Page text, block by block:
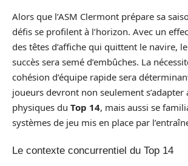
Alors que l’ASM Clermont prépare sa
défis se profilent à l’horizon. Avec un
des têtes d’affiche qui quittent le navire,
succès sera semé d’embûches. La
cohésion d’équipe rapide sera
joueurs devront non seulement s’adapter
physiques du Top 14, mais aussi se
systèmes de jeu mis en place par
Le contexte concurrentiel du Top 14